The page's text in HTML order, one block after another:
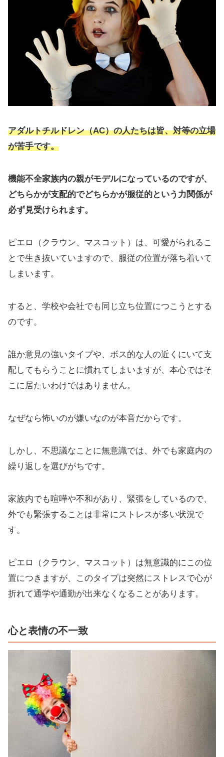
アダルトチルドレン（AC）の人たちは皆、対等の立場
が苦手です。
機能不全家族内の親がモデルになっているのですが、
どちらかが支配的でどちらかが服従的という力関係が
必ず見受けられます。
ピエロ（クラウン、マスコット）は、可愛がられるこ
とで生き抜いていますので、服従の位置が落ち着いて
しまいます。
すると、学校や会社でも同じ立ち位置につこうとする
のです。
誰か意見の強いタイプや、ボス的な人の近くにいて支
配してもらうことに慣れてしまいますが、本心ではそ
こに居たいわけではありません。
なぜなら怖いのが嫌いなのが本音だからです。
しかし、不思議なことに無意識では、外でも家庭内の
繰り返しを選びがちです。
家族内でも喧嘩や不和があり、緊張をしているので、
外でも緊張することは非常にストレスが多い状況で
す。
ピエロ（クラウン、マスコット）は無意識的にこの位
置につきますが、このタイプは突然にストレスで心が
折れて通学や通勤が出来なくなることがあります。
心と表情の不一致